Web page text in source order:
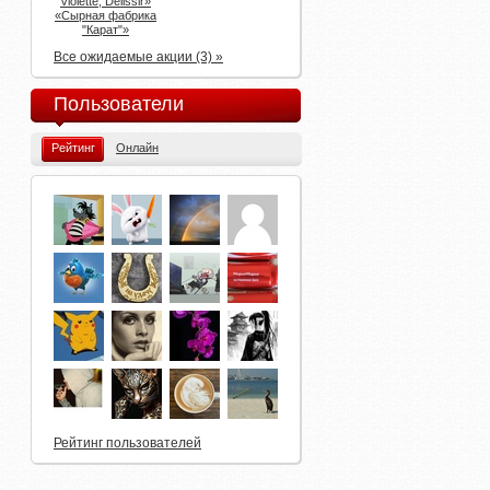
«Сырная фабрика
"Карат"»
Все ожидаемые акции (3) »
Пользователи
Рейтинг Онлайн
Рейтинг пользователей